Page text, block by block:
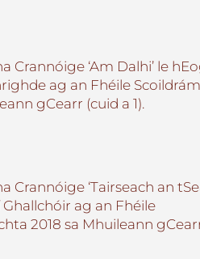
Crannóige ‘Am Dalhi’ le
ag an Fhéile
gCearr (cuid a 1).
Crannóige ‘Tairseach an
Ghallchóir ag an Fhéile
2018 sa Mhuileann